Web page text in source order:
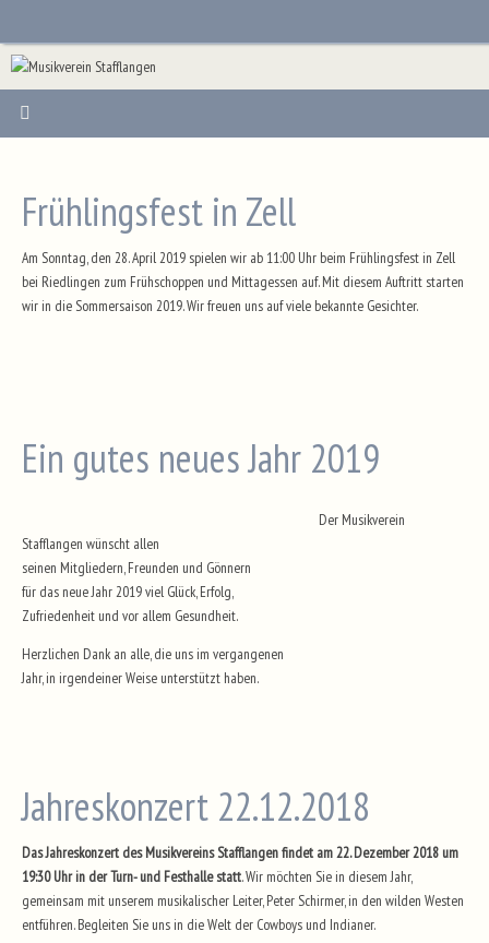
springen
Frühlingsfest in Zell
Am Sonntag, den 28. April 2019 spielen wir ab 11:00 Uhr beim Frühlingsfest in Zell
bei Riedlingen zum Frühschoppen und Mittagessen auf. Mit diesem Auftritt starten
wir in die Sommersaison 2019. Wir freuen uns auf viele bekannte Gesichter.
Ein gutes neues Jahr 2019
Der Musikverein
Stafflangen wünscht allen
seinen Mitgliedern, Freunden und Gönnern
für das neue Jahr 2019 viel Glück, Erfolg,
Zufriedenheit und vor allem Gesundheit.
Herzlichen Dank an alle, die uns im vergangenen
Jahr, in irgendeiner Weise unterstützt haben.
Jahreskonzert 22.12.2018
Das Jahreskonzert des Musikvereins Stafflangen findet am 22. Dezember 2018 um
19:30 Uhr in der Turn- und Festhallestatt. Wir möchten Sie in diesem Jahr,
gemeinsam mit unserem musikalischer Leiter, Peter Schirmer, in den wilden Westen
entführen. Begleiten Sie uns in die Welt der Cowboys und Indianer.